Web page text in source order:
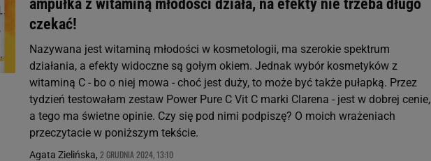
ampułka z witaminą młodości działa, na efekty nie trzeba długo
czekać!
Nazywana jest witaminą młodości w kosmetologii, ma szerokie spektrum
działania, a efekty widoczne są gołym okiem. Jednak wybór kosmetyków z
witaminą C - bo o niej mowa - choć jest duży, to może być także pułapką. Przez
tydzień testowałam zestaw Power Pure C Vit C marki Clarena - jest w dobrej cenie,
a tego ma świetne opinie. Czy się pod nimi podpiszę? O moich wrażeniach
przeczytacie w poniższym tekście.
Agata Zielińska, 2 GRUDNIA 2024, 13:10